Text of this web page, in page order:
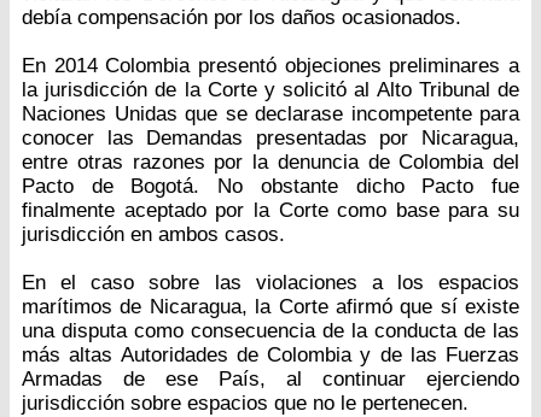
debía compensación por los daños ocasionados.
En 2014 Colombia presentó objeciones preliminares a
la jurisdicción de la Corte y solicitó al Alto Tribunal de
Naciones Unidas que se declarase incompetente para
conocer las Demandas presentadas por Nicaragua,
entre otras razones por la denuncia de Colombia del
Pacto de Bogotá. No obstante dicho Pacto fue
finalmente aceptado por la Corte como base para su
jurisdicción en ambos casos.
En el caso sobre las violaciones a los espacios
marítimos de Nicaragua, la Corte afirmó que sí existe
una disputa como consecuencia de la conducta de las
más altas Autoridades de Colombia y de las Fuerzas
Armadas de ese País, al continuar ejerciendo
jurisdicción sobre espacios que no le pertenecen.